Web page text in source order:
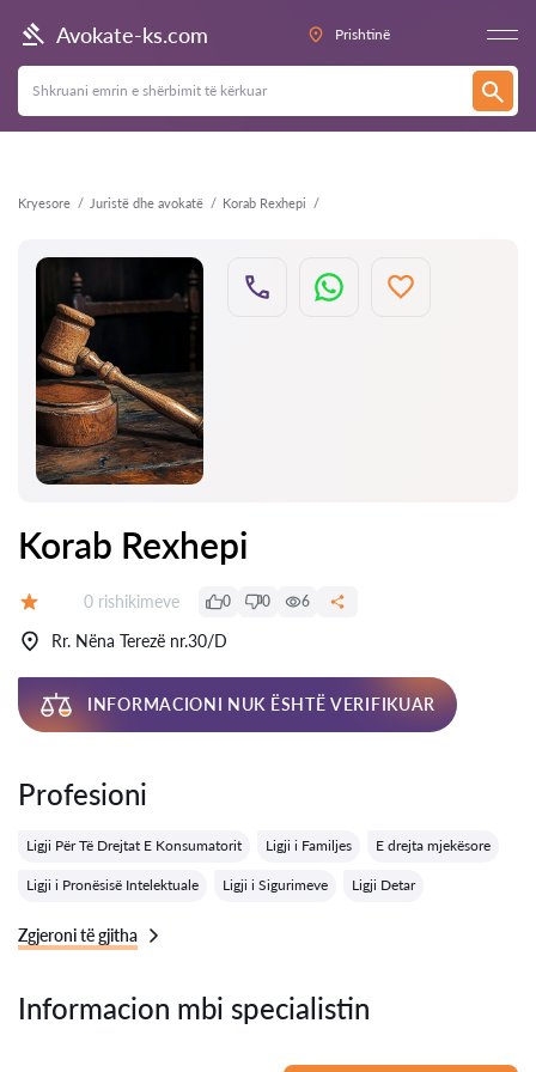
Avokate-ks.com Prishtinë
Kryesore Juristë dhe avokatë Korab Rexhepi
Kthehu
Korab Rexhepi
Rishikime:
0 rishikimeve 0 0 6
Rr. Nëna Terezë nr.30/D
INFORMACIONI NUK ËSHTË VERIFIKUAR
Profesioni
Ligji Për Të Drejtat E Konsumatorit Ligji i Familjes E drejta mjekësore
Ligji i Pronësisë Intelektuale Ligji i Sigurimeve Ligji Detar
Zgjeroni të gjitha
Informacion mbi specialistin